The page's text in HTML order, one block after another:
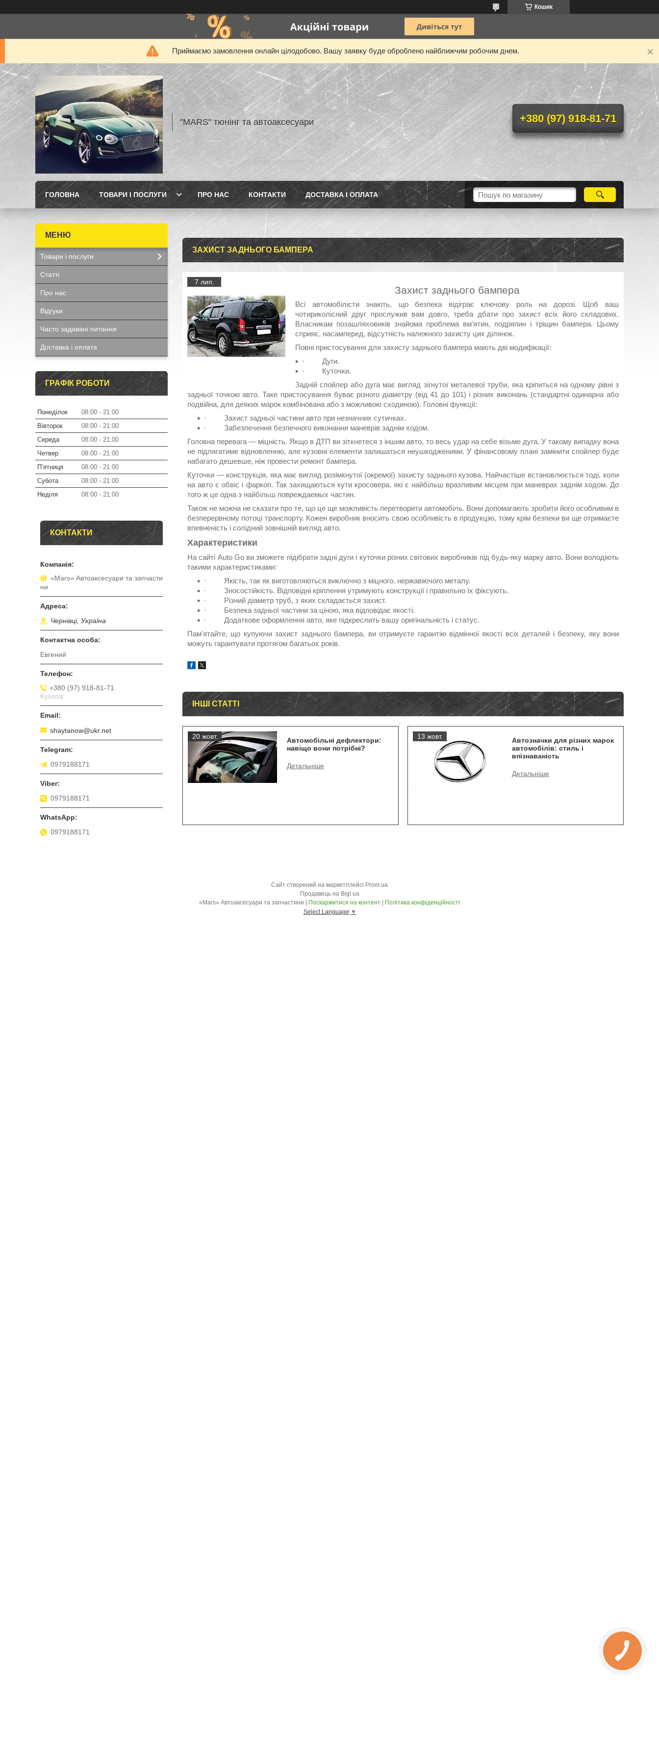
Кошик
Приймаємо замовлення онлайн цілодобово. Вашу заявку буде оброблено найближчим робочим днем.
"MARS" тюнінг та автоаксесуари +380 (97) 918-81-71
ГОЛОВНА ТОВАРИ І ПОСЛУГИ ПРО НАС КОНТАКТИ ДОСТАВКА І ОПЛАТА
ЗАХИСТ ЗАДНЬОГО БАМПЕРА
7 лип.
Захист заднього бампера
Всі автомобілісти знають, що безпека відіграє ключову роль на дорозі. Щоб ваш
чотириколісний друг прослужив вам довго, треба дбати про захист всіх його складових.
Власникам позашляховиків знайома проблема вм'ятин, подряпин і тріщин бампера. Цьому
сприяє, насамперед, відсутність належного захисту цих ділянок.
Повні пристосування для захисту заднього бампера мають дві модифікації:
·
Дуги.
·
Куточки.
Задній спойлер або дуга має вигляд зігнутої металевої труби, яка кріпиться на одному рівні з
задньої точкою авто. Таке пристосування буває різного діаметру (від 41 до 101) і різних виконань (стандартні одинарна або
подвійна, для деяких марок комбінована або з можливою сходиною). Головні функції:
·
Захист задньої частини авто при незначних сутичках.
·
Забезпечення безпечного виконання маневрів заднім ходом.
Головна перевага — міцність. Якщо в ДТП ви зіткнетеся з іншим авто, то весь удар на себе візьме дуга. У такому випадку вона
не підлягатиме відновленню, але кузовні елементи залишаться неушкодженими. У фінансовому плані замінити спойлер буде
набагато дешевше, ніж провести ремонт бампера.
Куточки — конструкція, яка має вигляд розімкнутої (окремої) захисту заднього кузова. Найчастіше встановлюється тоді, коли
на авто є обвіс і фаркоп. Так захищаються кути кросовера, які є найбільш вразливим місцем при маневрах заднім ходом. До
того ж це одна з найбільш повреждаемых частин.
Також не можна не сказати про те, що це ще можливість перетворити автомобіль. Вони допомагають зробити його особливим в
безперервному потоці транспорту. Кожен виробник вносить свою особливість в продукцію, тому крім безпеки ви ще отримаєте
впевненість і солідний зовнішній вигляд авто.
Характеристики
На сайті Auto Go ви зможете підібрати задні дуги і куточки різних світових виробників під будь-яку марку авто. Вони володіють
такими характеристиками:
·
Якість, так як виготовляються виключно з міцного, нержавіючого металу.
·
Зносостійкість. Відповідні кріплення утримують конструкції і правильно їх фіксують.
·
Різний діаметр труб, з яких складається захист.
·
Безпека задньої частини за ціною, яка відповідає якості.
·
Додаткове оформлення авто, яке підкреслить вашу оригінальність і статус.
Пам'ятайте, що купуючи захист заднього бампера, ви отримуєте гарантію відмінної якості всіх деталей і безпеку, яку вони
можуть гарантувати протягом багатьох років.
ІНШІ СТАТТІ
20 жовт.
Автомобільні дефлектори:
навіщо вони потрібні?
13 жовт.
Автозначки для різних марок
автомобілів: стиль і
впізнаваність
Товари і послуги
Статті
Про нас
Відгуки
Часто задавані питання
Доставка і оплата
ГРАФІК РОБОТИ
Понеділок 08:00
21:00
Вівторок
08:00
21:00
Середа
08:00
21:00
Четвер
08:00
21:00
Пʼятниця
08:00
21:00
Субота
08:00
21:00
Неділя
08:00 21:00
КОНТАКТИ
«Mars» Автоаксесуари та запчасти
ни
Чернівці, Україна
Евгений
+380 (97) 918-81-71
Kyivstar
shaytanow@ukr.net
0979188171
0979188171
0979188171
Сайт створений на маркетплейсі Prom.ua
Продавець на Bigl.ua
«Mars» Автоаксесуари та запчастини | Поскаржитися на контент | Політика конфіденційності
Select Language ▼